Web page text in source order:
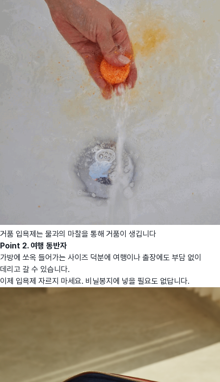
거품 입욕제는 물과의 마찰을 통해 거품이 생깁니다
Point 2. 여행 동반자
가방에 쏘옥 들어가는 사이즈 덕분에 여행이나 출장에도 부담 없이
데리고 갈 수 있습니다.
이제 입욕제 자르지 마세요. 비닐봉지에 넣을 필요도 없답니다.